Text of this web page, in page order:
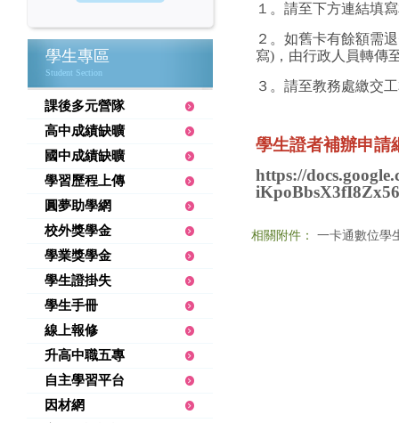
學生專區
Student Section
課後多元營隊
高中成績缺曠
國中成績缺曠
學習歷程上傳
圓夢助學網
校外獎學金
學業獎學金
學生證掛失
學生手冊
線上報修
升高中職五專
自主學習平台
因材網
１。請至下方連結填
２。如舊卡有餘額需
寫)，由行政人員轉傳
３。請至教務處繳交
學生證者補辦申請
https://
相關附件： 一卡通數位學